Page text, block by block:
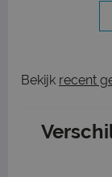
Bekijk recent